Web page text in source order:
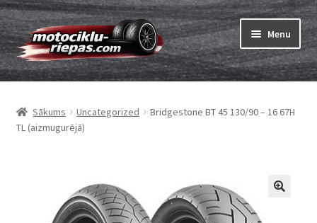
Skip
to
navigation
Skip
to
content
Menu
Riepas
Expand
menu
Kameras
Expand
Viss par riepām
Expand
Sākums Uncategorized
Bridgestone BT 45 130/90 – 16 67H
TL (aizmugurējā)